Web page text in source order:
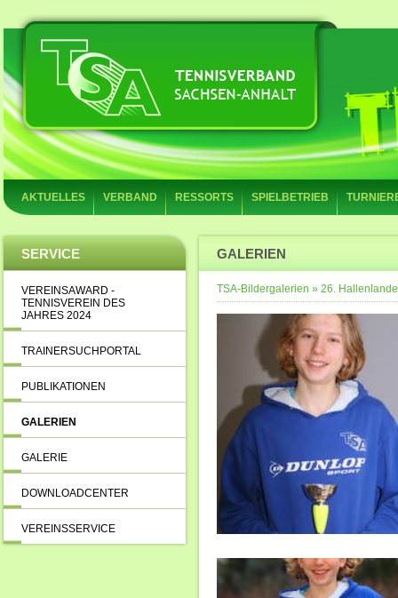
AKTUELLES VERBAND RESSORTS SPIELBETRIEB
SERVICE
VEREINSAWARD -
TENNISVEREIN DES
JAHRES 2024
TRAINERSUCHPORTAL
PUBLIKATIONEN
GALERIEN
GALERIE
DOWNLOADCENTER
VEREINSSERVICE
GALERIEN
TSA-Bildergalerien » 26.